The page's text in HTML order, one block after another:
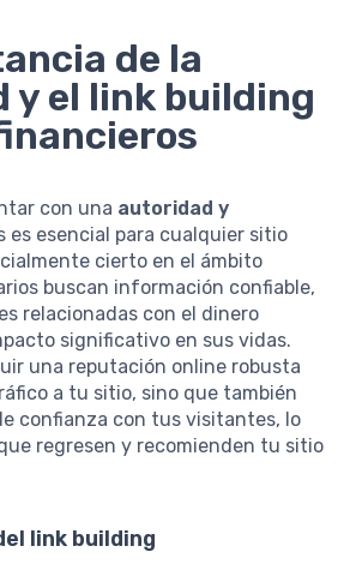
de la
y el link building
con una autoridad y
es esencial para cualquier sitio
cierto en el ámbito
buscan información confiable,
relacionadas con el dinero
significativo en sus vidas.
una reputación online robusta
a tu sitio, sino que también
confianza con tus visitantes, lo
regresen y recomienden tu sitio
link building